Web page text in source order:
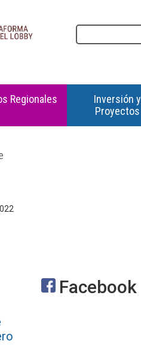
Regionales
Inversión y
Proyectos
Facebook